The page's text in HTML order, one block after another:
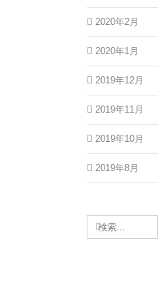
2020年2月
2020年1月
2019年12月
2019年11月
2019年10月
2019年8月
索